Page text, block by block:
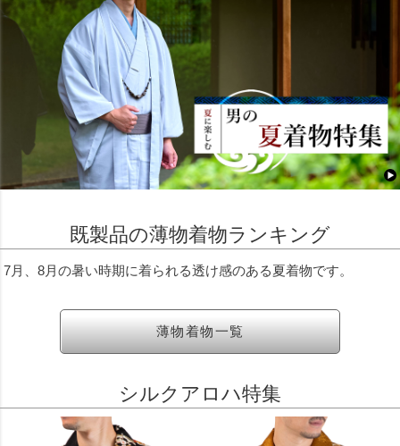
既製品の薄物着物ランキング
7月、8月の暑い時期に着られる透け感のある夏着物です。
薄物着物一覧
シルクアロハ特集